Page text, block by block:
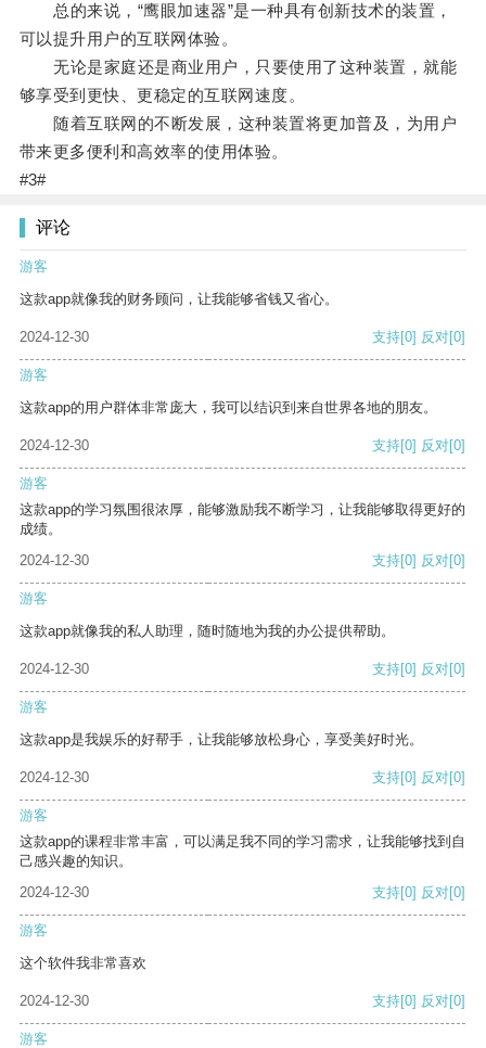
总的来说，“鹰眼加速器”是一种具有创新技术的装置，
可以提升用户的互联网体验。
无论是家庭还是商业用户，只要使用了这种装置，就能
够享受到更快、更稳定的互联网速度。
随着互联网的不断发展，这种装置将更加普及，为用户
带来更多便利和高效率的使用体验。
#3#
评论
游客
这款app就像我的财务顾问，让我能够省钱又省心。
2024-12-30 支持[0] 反对[0]
游客
这款app的用户群体非常庞大，我可以结识到来自世界各地的朋友。
2024-12-30 支持[0] 反对[0]
游客
这款app的学习氛围很浓厚，能够激励我不断学习，让我能够取得更好的
成绩。
2024-12-30
支持[0] 反对[0]
游客
这款app就像我的私人助理，随时随地为我的办公提供帮助。
2024-12-30 支持[0] 反对[0]
游客
这款app是我娱乐的好帮手，让我能够放松身心，享受美好时光。
2024-12-30 支持[0] 反对[0]
游客
这款app的课程非常丰富，可以满足我不同的学习需求，让我能够找到自
己感兴趣的知识。
2024-12-30
支持[0] 反对[0]
游客
这个软件我非常喜欢
2024-12-30 支持[0] 反对[0]
游客